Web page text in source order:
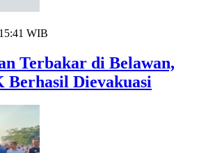
WIB
Terbakar di Belawan,
Berhasil Dievakuasi